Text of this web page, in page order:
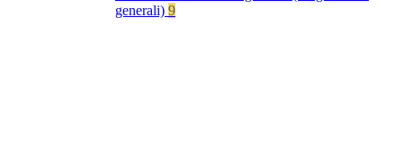
generali) 9